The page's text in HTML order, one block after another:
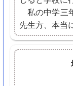
私の中学三
先生方、本当